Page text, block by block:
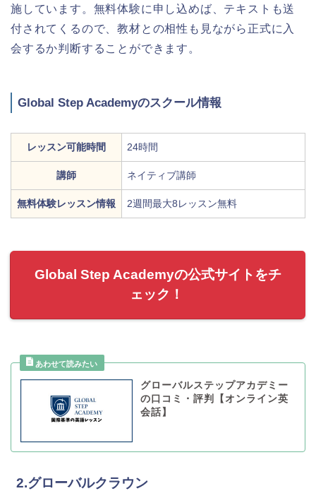
施しています。無料体験に申し込めば、テキストも送
付されてくるので、教材との相性も見ながら正式に入
会するか判断することができます。
Global Step Academyのスクール情報
レッスン可能時間 24時間
講師 ネイティブ講師
無料体験レッスン情報 2週間最大8レッスン無料
Global Step Academyの公式サイトをチ
ェック！
グローバルステップアカデミー
の口コミ・評判【オンライン英
会話】
2.グローバルクラウン